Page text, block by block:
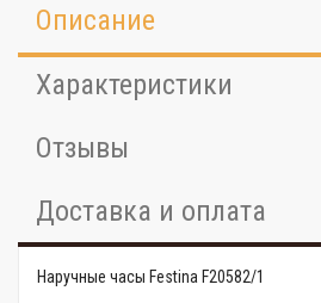
Описание
Характеристики
Отзывы
Доставка и оплата
Наручные часы Festina F20582/1